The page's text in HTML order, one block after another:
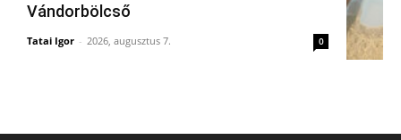
Vándorbölcső
Tatai Igor - 2026, augusztus 7. 0